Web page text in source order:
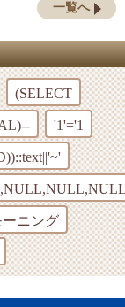
一覧へ
(SELECT
'1'='1
ーニング